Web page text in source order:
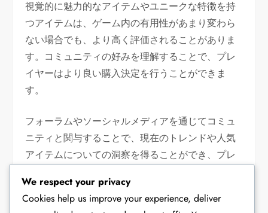
視覚的に魅力的なアイテムやユニークな特徴を持
つアイテムは、ゲーム内の有用性があまり変わら
ない場合でも、より高く評価されることがありま
す。コミュニティの好みを理解することで、プレ
イヤーはより良い購入決定を行うことができま
す。
フォーラムやソーシャルメディアを通じてコミュ
ニティと関与することで、現在のトレンドや人気
アイテムについての洞察を得ることができ、プレ
て購入を調整することができます。
We respect your privacy
Cookies help us improve your experience, deliver